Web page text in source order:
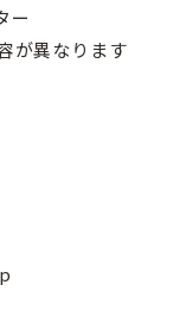
ー
が異なります